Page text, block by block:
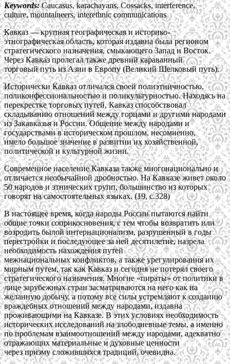
Кeywords:Caucasus, karachayans, Cossacks, interference,
culture, mountaineers, interethnic communications
Кавказ — крупная географическая и историко-
этнографическая область, которая издавна была регионом
стратегического назначения, смыкающего Запад и Восток.
Через Кавказ пролегал также древний караванный
торговый путь из Азии в Европу (Великий Шелковый путь).
Исторически Кавказ отличался своей полиэтничностью,
поликонфессиональностью и поликультурностью. Находясь на
перекрестке торговых путей, Кавказ способствовал
складыванию отношений между горцами и другими народами
из Закавказья и России. Общение между народами и
государствами в историческом прошлом, несомненно,
имело большое значение в развитии их хозяйственной,
политической и культурной жизни.
Современное население Кавказа также многонационально и
отличается необычайной дробностью. На Кавказе живет около
50 народов и этнических групп, большинство из которых
говорят на самостоятельных языках. (19, с.328)
В настоящее время, когда народы России пытаются найти
общие точки соприкосновения, с тем чтобы возвратить или
возродить былой интернационализм, разрушенный в годы
перестройки и последующее за ней десятилетие, назрела
необходимость нахождения путей
межнациональных конфликтов, а также урегулирования их
мирным путем, так как Кавказ и сегодня не потерял своего
стратегического назначения. Многие «пираты» от политики в
лице зарубежных стран засматриваются на него как на
желанную добычу, а потому все силы устремляют к созданию
враждебных отношений между народами, издавна
проживающими на Кавказе. В этих условиях необходимость
исторических исследований на злободневные темы, а именно
по проблемам взаимоотношений между народами, адекватно
отражающих материальные и духовные ценности
через призму сложившихся традиций, очевидна.